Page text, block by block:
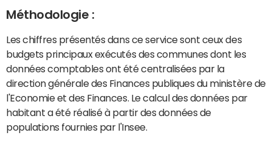
Méthodologie :
Les chiffres présentés dans ce service sont ceux des
budgets principaux exécutés des communes dont les
données comptables ont été centralisées par la
direction générale des Finances publiques du ministère de
l'Economie et des Finances. Le calcul des données par
habitant a été réalisé à partir des données de
populations fournies par l'Insee.